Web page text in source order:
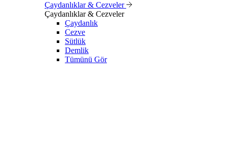
Çaydanlıklar & Cezveler
Çaydanlıklar & Cezveler
Çaydanlık
Cezve
Sütlük
Demlik
Tümünü Gör